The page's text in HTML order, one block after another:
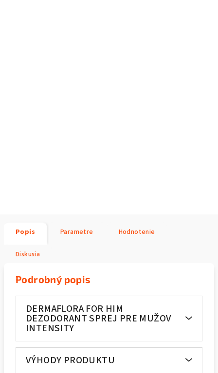
Popis Parametre Hodnotenie
Diskusia
Podrobný popis
DERMAFLORA FOR HIM
DEZODORANT SPREJ PRE MUŽOV
INTENSITY
VÝHODY PRODUKTU